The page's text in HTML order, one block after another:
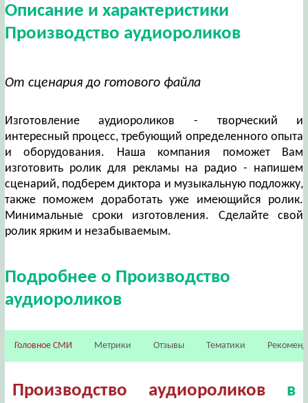
Описание и характеристики
Производство аудиороликов
От сценария до готового файла
Изготовление аудиороликов - творческий и
интересный процесс, требующий определенного опыта
и оборудования. Наша компания поможет Вам
изготовить ролик для рекламы на радио - напишем
сценарий, подберем диктора и музыкальную подложку,
также поможем доработать уже имеющийся ролик.
Минимальные сроки изготовления. Сделайте свой
ролик ярким и незабываемым.
Подробнее о Производство
аудиороликов
Головное СМИ Метрики Отзывы Тематики
Производство аудиороликовв